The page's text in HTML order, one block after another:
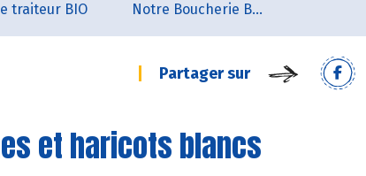
traiteur BIO Notre Boucherie BIO
Partager sur
et haricots blancs